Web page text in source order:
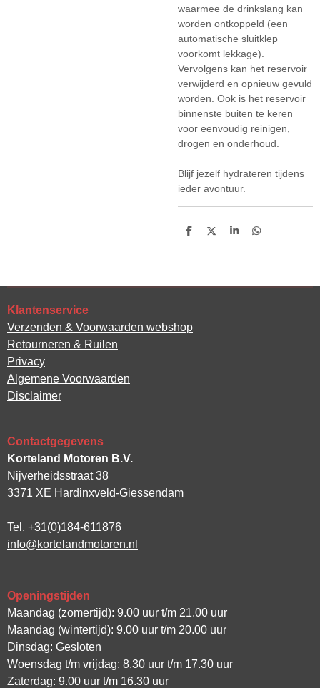
waarmee de drinkslang kan
worden ontkoppeld (een
automatische sluitklep
voorkomt lekkage).
Vervolgens kan het reservoir
verwijderd en opnieuw gevuld
worden. Ook is het reservoir
binnenste buiten te keren
voor eenvoudig reinigen,
drogen en onderhoud.
Blijf jezelf hydrateren tijdens
ieder avontuur.
D
D
S
D
Klantenservice
Verzenden & Voorwaarden webshop
Retourneren & Ruilen
Privacy
Algemene Voorwaarden
Disclaimer
Contactgegevens
Korteland Motoren B.V.
Nijverheidsstraat 38
3371 XE Hardinxveld-Giessendam
Tel. +31(0)184-611876
info@kortelandmotoren.nl
Openingstijden
Maandag (zomertijd): 9.00 uur t/m 21.00 uur
Maandag (wintertijd): 9.00 uur t/m 20.00 uur
Dinsdag: Gesloten
Woensdag t/m vrijdag: 8.30 uur t/m 17.30 uur
Zaterdag: 9.00 uur t/m 16.30 uur